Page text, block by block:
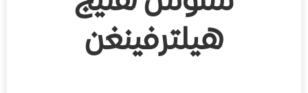
هيلترفينغن